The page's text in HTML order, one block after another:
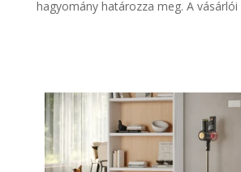
hagyomány határozza meg. A vásárlói